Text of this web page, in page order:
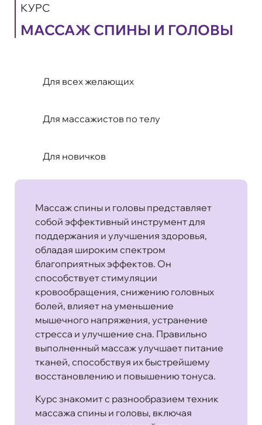
КУРС
МАССАЖ СПИНЫ И ГОЛОВЫ
Для всех желающих
Для массажистов по телу
Для новичков
Массаж спины и головы представляет
собой эффективный инструмент для
поддержания и улучшения здоровья,
обладая широким спектром
благоприятных эффектов. Он
способствует стимуляции
кровообращения, снижению головных
болей, влияет на уменьшение
мышечного напряжения, устранение
стресса и улучшение сна. Правильно
выполненный массаж улучшает питание
тканей, способствуя их быстрейшему
восстановлению и повышению тонуса.
Курс знакомит с разнообразием техник
массажа спины и головы, включая